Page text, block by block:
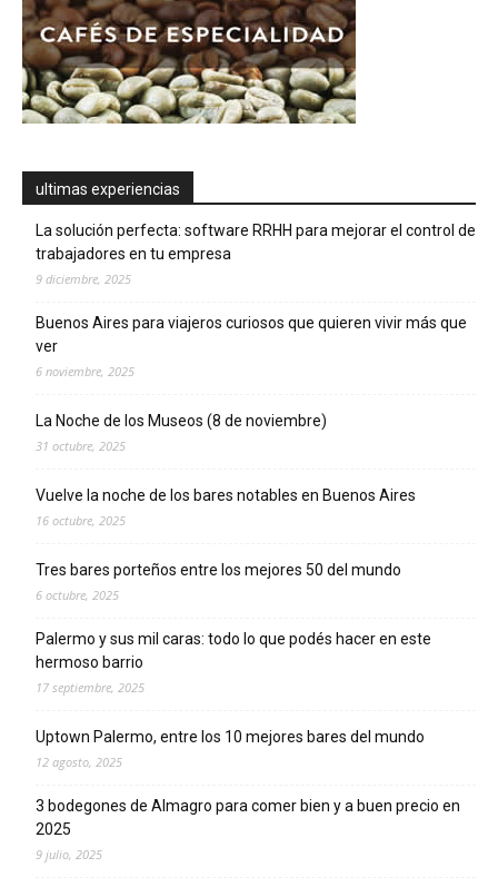
ultimas experiencias
La solución perfecta: software RRHH para mejorar el control de
trabajadores en tu empresa
9 diciembre, 2025
Buenos Aires para viajeros curiosos que quieren vivir más que
ver
6 noviembre, 2025
La Noche de los Museos (8 de noviembre)
31 octubre, 2025
Vuelve la noche de los bares notables en Buenos Aires
16 octubre, 2025
Tres bares porteños entre los mejores 50 del mundo
6 octubre, 2025
Palermo y sus mil caras: todo lo que podés hacer en este
hermoso barrio
17 septiembre, 2025
Uptown Palermo, entre los 10 mejores bares del mundo
12 agosto, 2025
3 bodegones de Almagro para comer bien y a buen precio en
2025
9 julio, 2025